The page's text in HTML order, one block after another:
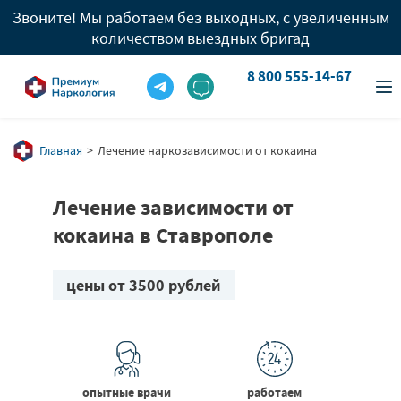
Звоните! Мы работаем без выходных, с увеличенным
количеством выездных бригад
8 800 555-14-67
8 800 555-14-67 info@premium-clinic.com
Вызов врача
Главная Лечение наркозависимости от кокаина
Лечение зависимости от
кокаина в Ставрополе
цены от 3500 рублей
опытные врачи
работаем